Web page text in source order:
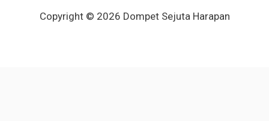
Copyright © 2026 Dompet Sejuta Harapan